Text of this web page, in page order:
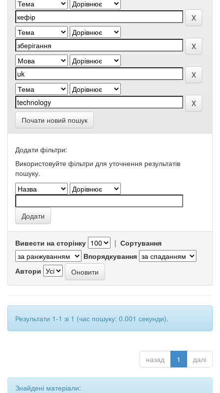
Почати новий пошук
Додати фільтри:
Використовуйте фільтри для уточнення результатів
пошуку.
Вивести на сторінку | Сортування
Впорядкування
Автори
Результати 1-1 зі 1 (час пошуку: 0.001 секунди).
назад 1 далі
Знайдені матеріали: